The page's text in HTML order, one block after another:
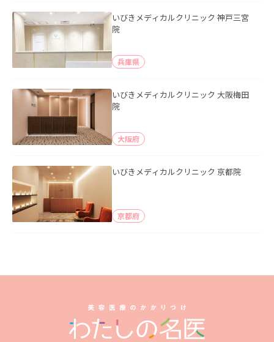
いびきメディカルクリニック 神戸三宮
院
兵庫県
いびきメディカルクリニック 大阪梅田
院
大阪府
いびきメディカルクリニック 京都院
京都府